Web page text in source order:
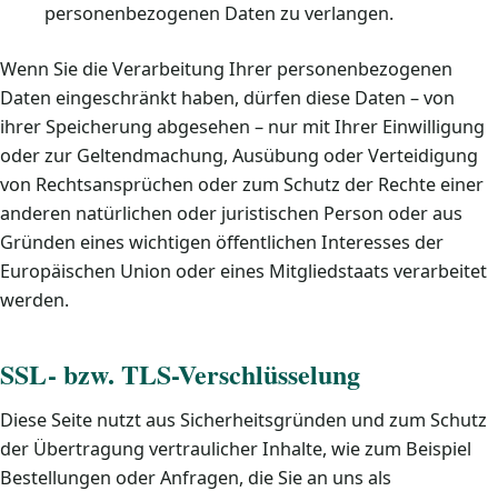
personenbezogenen Daten zu verlangen.
Wenn Sie die Verarbeitung Ihrer personenbezogenen
Daten eingeschränkt haben, dürfen diese Daten – von
ihrer Speicherung abgesehen – nur mit Ihrer Einwilligung
oder zur Geltendmachung, Ausübung oder Verteidigung
von Rechtsansprüchen oder zum Schutz der Rechte einer
anderen natürlichen oder juristischen Person oder aus
Gründen eines wichtigen öffentlichen Interesses der
Europäischen Union oder eines Mitgliedstaats verarbeitet
werden.
SSL- bzw. TLS-Verschlüsselung
Diese Seite nutzt aus Sicherheitsgründen und zum Schutz
der Übertragung vertraulicher Inhalte, wie zum Beispiel
Bestellungen oder Anfragen, die Sie an uns als